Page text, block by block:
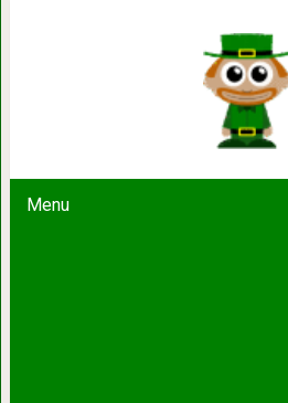
Menu
Румба от